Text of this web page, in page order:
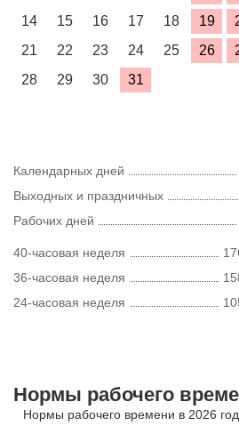
14
15 16 17 18 19
21
22 23 24 25 26
28
29 30 31
Календарных дней
Выходных и праздничных
Рабочих дней
40-часовая неделя
36-часовая неделя
24-часовая неделя
Нормы рабочего
Нормы рабочего времени в 2026